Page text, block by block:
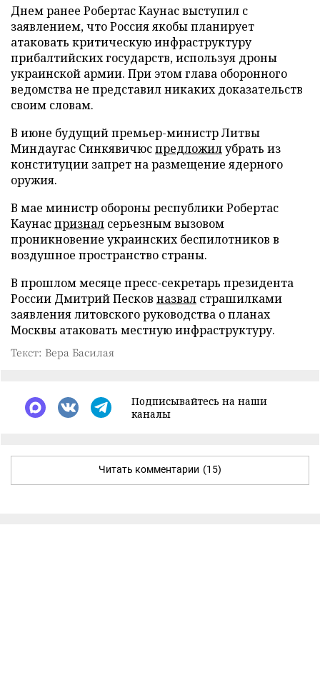
Днем ранее Робертас Каунас выступил с
заявлением, что Россия якобы планирует
атаковать критическую инфраструктуру
прибалтийских государств, используя дроны
украинской армии. При этом глава оборонного
ведомства не представил никаких доказательств
своим словам.
В июне будущий премьер-министр Литвы
Миндаугас Синкявичюспредложилубрать из
конституции запрет на размещение ядерного
оружия.
В мае министр обороны республики Робертас
Каунаспризнал серьезным вызовом
проникновение украинских беспилотников в
воздушное пространство страны.
В прошлом месяце пресс-секретарь президента
России Дмитрий Песков назвал страшилками
заявления литовского руководства о планах
Москвы атаковать местную инфраструктуру.
Текст: Вера Басилая
Подписывайтесь на наши
каналы
Читать комментарии (15)